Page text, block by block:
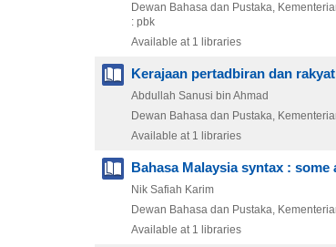
Dewan Bahasa dan Pustaka,
: pbk
Available at 1 libraries
Kerajaan pertadbiran dan
Abdullah Sanusi bin Ahmad
Dewan Bahasa dan Pustaka,
Available at 1 libraries
Bahasa Malaysia syntax :
Nik Safiah Karim
Dewan Bahasa dan Pustaka,
Available at 1 libraries